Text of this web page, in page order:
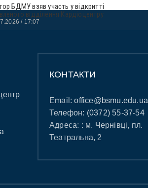
БДМУ взяв участь у відкритті
відділення Кардіоцентру
17:07
КОНТАКТИ
Email:office@bsmu.edu.ua
Телефон: (0372) 55-37-54
Адреса: : м. Чернівці, пл.
Театральна, 2